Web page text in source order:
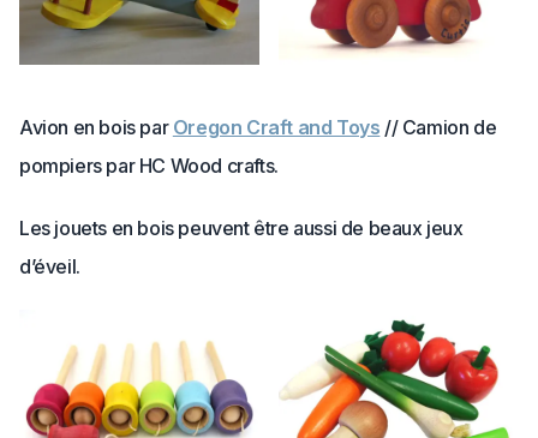
Avion en bois par Oregon Craft and Toys // Camion de
pompiers par HC Wood crafts.
Les jouets en bois peuvent être aussi de beaux jeux
d’éveil.